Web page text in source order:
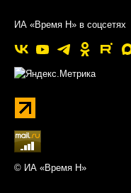
ИА «Время Н» в соцсетях
© ИА «Время Н»